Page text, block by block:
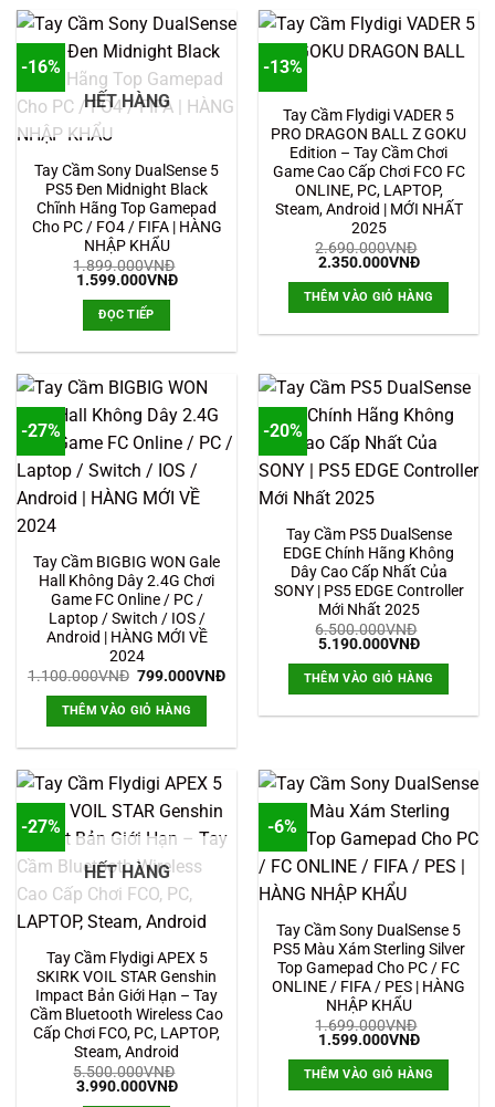
-16%
HẾT HÀNG
Tay Cầm Sony DualSense 5
PS5 Đen Midnight Black
Chĩnh Hãng Top Gamepad
Cho PC / FO4 / FIFA | HÀNG
NHẬP KHẨU
1.899.000VNĐ
Giá
1.899.000VNĐ.
1.599.000VNĐGiá
1.599.000VNĐ.
ĐỌC TIẾP
-13%
Tay Cầm Flydigi VADER 5
PRO DRAGON BALL Z GOKU
Edition – Tay Cầm Chơi
Game Cao Cấp Chơi FCO FC
ONLINE, PC, LAPTOP,
Steam, Android | MỚI NHẤT
2025
2.690.000VNĐ
Giá
là:
2.690.000VNĐ.
2.350.000VNĐGiá
tại
là:
THÊM VÀO GIỎ HÀNG
-27%
Tay Cầm BIGBIG WON Gale
Hall Không Dây 2.4G Chơi
Game FC Online / PC /
Laptop / Switch / IOS /
Android | HÀNG MỚI VỀ
2024
1.100.000VNĐ Giá
là:
1.100.000VNĐ.
799.000VNĐGiá
THÊM VÀO GIỎ HÀNG
-20%
Tay Cầm PS5 DualSense
EDGE Chính Hãng Không
Dây Cao Cấp Nhất Của
SONY | PS5 EDGE Controller
Mới Nhất 2025
6.500.000VNĐ
Giá
là:
6.500.000VNĐ.
5.190.000VNĐGiá
tại
là:
THÊM VÀO GIỎ HÀNG
-27%
HẾT HÀNG
Tay Cầm Flydigi APEX 5
SKIRK VOIL STAR Genshin
Impact Bản Giới Hạn – Tay
Cầm Bluetooth Wireless Cao
Cấp Chơi FCO, PC, LAPTOP,
Steam, Android
5.500.000VNĐ
Giá
3.990.000VNĐGiá
-6%
Tay Cầm Sony DualSense 5
PS5 Màu Xám Sterling Silver
Top Gamepad Cho PC / FC
ONLINE / FIFA / PES | HÀNG
NHẬP KHẨU
1.699.000VNĐ
Giá
là:
1.699.000VNĐ.
1.599.000VNĐGiá
tại
là:
THÊM VÀO GIỎ HÀNG